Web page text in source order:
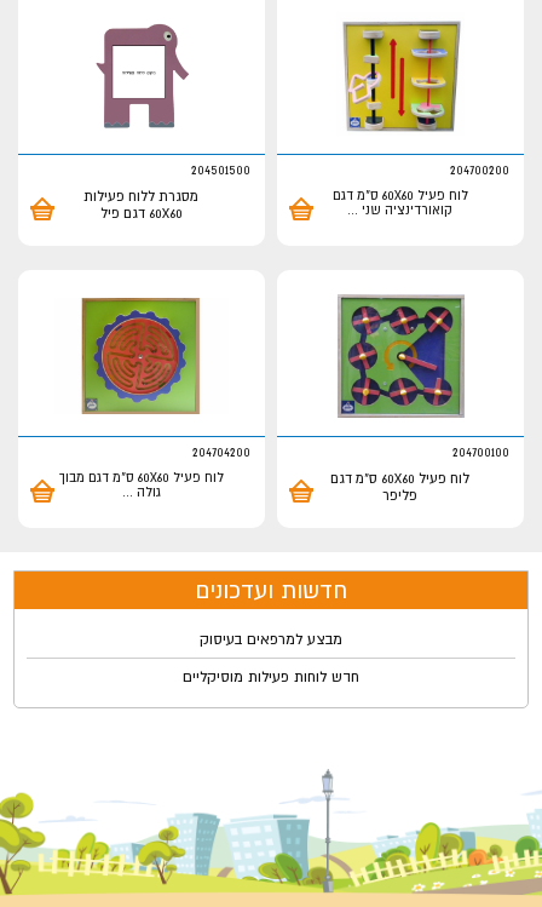
204700200
לוח פעיל 60X60 ס"מ דגם
קואורדינציה שני ...
204501500
מסגרת ללוח פעילות
60X60 דגם פיל
204700100
לוח פעיל 60X60 ס"מ דגם
פליפר
204704200
לוח פעיל 60X60 ס"מ דגם מבוך
גולה ...
חדשות ועדכונים
מבצע למרפאים בעיסוק
חדש לוחות פעילות מוסיקליים